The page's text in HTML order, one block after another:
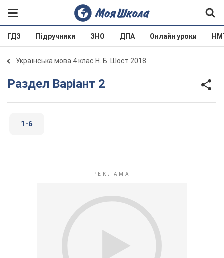
ГДЗ Підручники ЗНО ДПА Онлайн уроки
Українська мова 4 клас Н. Б. Шост 2018
Раздел Варіант 2
1-6